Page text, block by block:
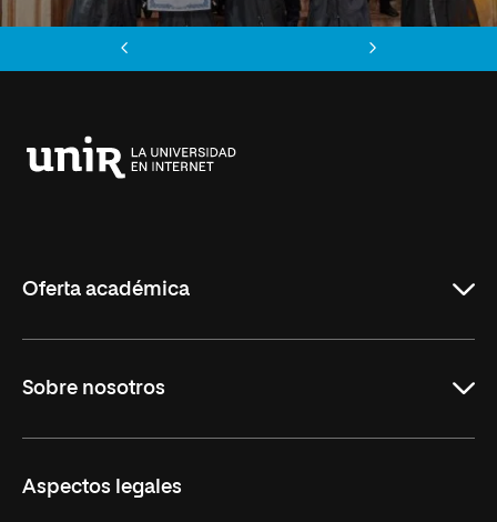
Oferta académica
Másteres Oficiales
Doctorados
Sobre nosotros
Facultades
Aspectos legales